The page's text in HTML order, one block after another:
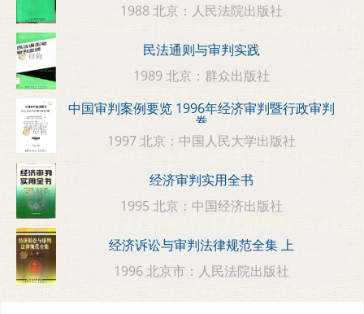
1988 北京：人民法院出版社
民法通则与审判实践
1989 北京：群众出版社
中国审判案例要览 1996年经济审判暨行政审判
卷
1997 北京：中国人民大学出版社
经济审判实用全书
1995 北京：中国经济出版社
经济诉讼与审判法律规范全集 上
1996 北京市：人民法院出版社